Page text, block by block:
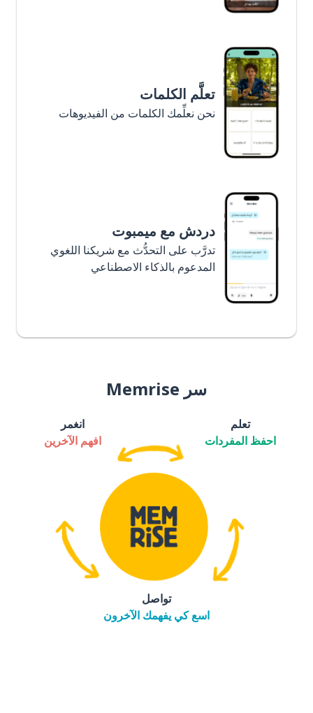
تعلَّم الكلمات
نحن نعلِّمك الكلمات من الفيديوهات
دردش مع ميمبوت
تدرَّب على التحدُّث مع شريكنا اللغوي
المدعوم بالذكاء الاصطناعي
سر Memrise
تعلم
احفظ المفردات
انغمر
افهم الآخرين
تواصل
اسع كي يفهمك الآخرون